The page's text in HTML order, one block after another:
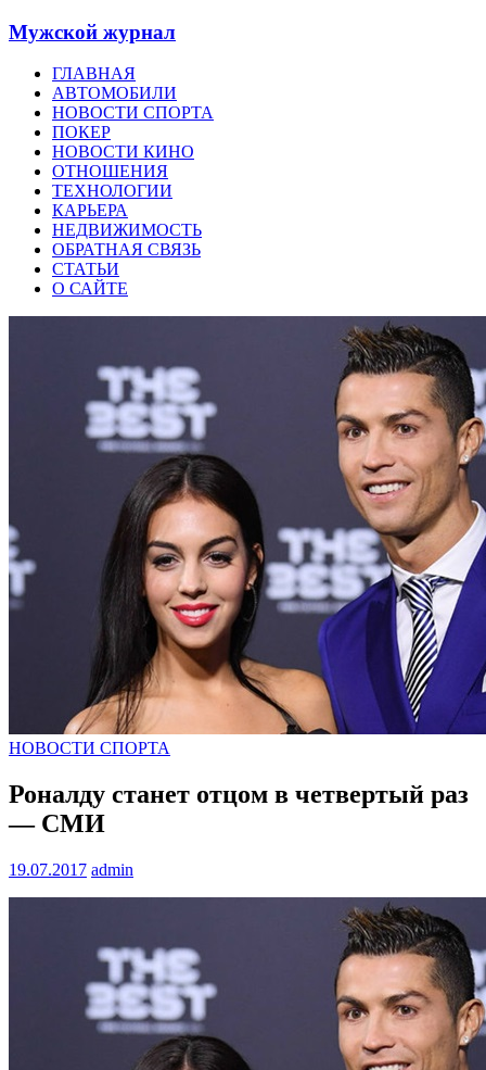
Мужской журнал
ГЛАВНАЯ
АВТОМОБИЛИ
НОВОСТИ СПОРТА
ПОКЕР
НОВОСТИ КИНО
ОТНОШЕНИЯ
ТЕХНОЛОГИИ
КАРЬЕРА
НЕДВИЖИМОСТЬ
ОБРАТНАЯ СВЯЗЬ
СТАТЬИ
О САЙТЕ
НОВОСТИ СПОРТА
Роналду станет отцом в четвертый раз
— СМИ
19.07.2017 admin